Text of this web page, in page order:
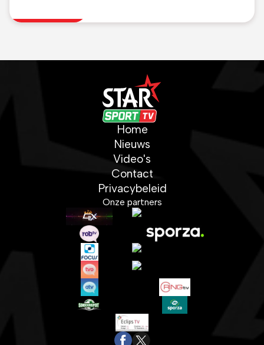
Home
Nieuws
Video's
Contact
Privacybeleid
Onze partners